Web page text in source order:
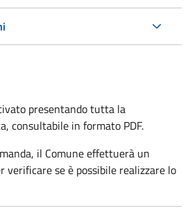
presentando tutta la
consultabile in formato PDF.
il Comune effettuerà un
verificare se è possibile realizzare lo